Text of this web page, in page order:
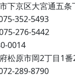
下京区大宮通五
352-5493
276-5442
0014
松原市岡2丁目1
289-8790